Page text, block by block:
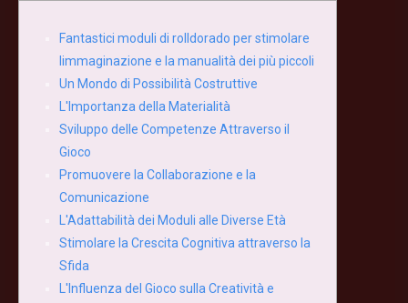
Fantastici moduli di rolldorado per stimolare
limmaginazione e la manualità dei più piccoli
Un Mondo di Possibilità Costruttive
L'Importanza della Materialità
Sviluppo delle Competenze Attraverso il
Gioco
Promuovere la Collaborazione e la
Comunicazione
L'Adattabilità dei Moduli alle Diverse Età
Stimolare la Crescita Cognitiva attraverso la
Sfida
L'Influenza del Gioco sulla Creatività e